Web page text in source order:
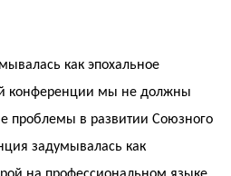
как эпохальное
конференции мы не должны
проблемы в развитии Союзного
задумывалась как